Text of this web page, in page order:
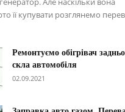
її купувати розглянемо
Ремонтуємо обігрівач
скла автомобіля
02.09.2021